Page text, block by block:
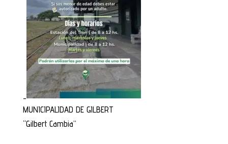
MUNICIPALIDAD DE GILBERT
“Gilbert Cambia”